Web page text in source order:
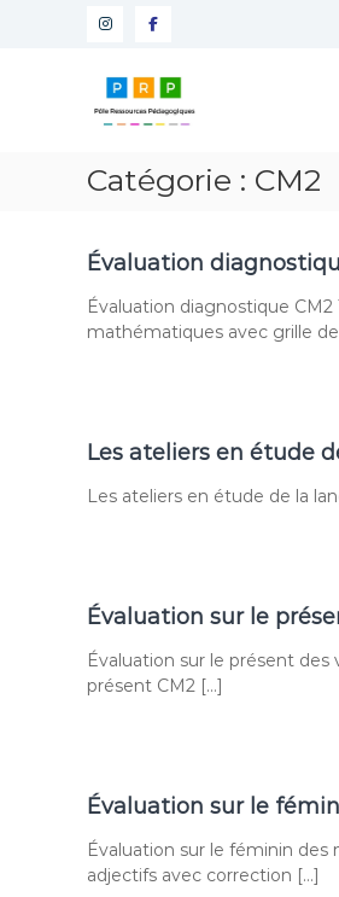
Instagram
Facebook
Pôle
Ressources
Pédagogiques
les
de
élèves
Catégorie : CM2
Évaluation
Évaluation diagnostique
mathématiques avec grille
Les ateliers en étude
Les ateliers en étude de la
Évaluation sur le
Évaluation sur le présent
présent CM2 […]
Évaluation sur le
Évaluation sur le féminin des
adjectifs avec correction […]